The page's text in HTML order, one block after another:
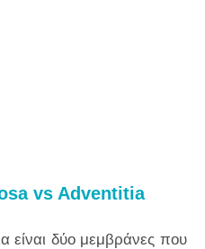
vs Adventitia
είναι δύο μεμβράνες που